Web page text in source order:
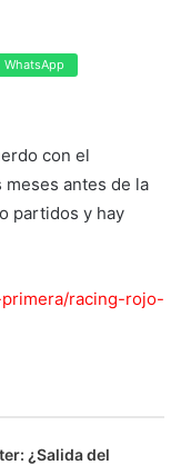
WhatsApp
con el
antes de la
partidos y hay
racing-rojo-
¿Salida del